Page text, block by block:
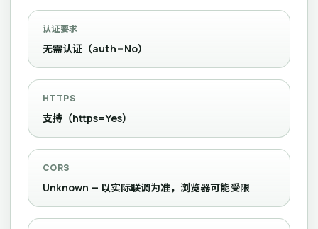
认证要求
无需认证（auth=No）
HTTPS
支持（https=Yes）
CORS
Unknown — 以实际联调为准，浏览器可能受限